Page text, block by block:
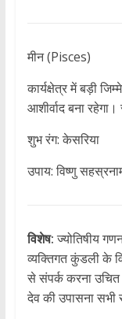
मीन (Pisces)
कार्यक्षेत्र में बड़ी
आशीर्वाद बना
शुभ रंग: केसरिया
उपाय: विष्णु
विशेष:ज्योतिषीय
व्यक्तिगत कुंडली के
से संपर्क करना
देव की उपासना सभी